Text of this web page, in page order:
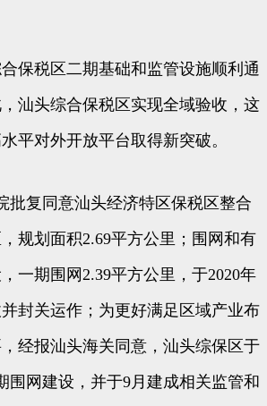
保税区二期基础和监管设施顺利通
汕头综合保税区实现全域验收，这
平对外开放平台取得新突破。
批复同意汕头经济特区保税区整合
规划面积2.69平方公里；围网和有
一期围网2.39平方公里，于2020年
封关运作；为更好满足区域产业布
经报汕头海关同意，汕头综保区于
围网建设，并于9月建成相关监管和